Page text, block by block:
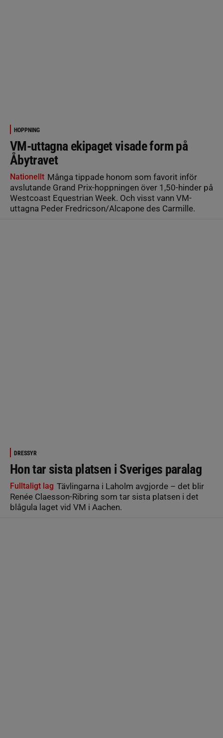
HOPPNING
VM-uttagna ekipaget visade form på
Åbytravet
Nationellt Många tippade honom som favorit inför
avslutande Grand Prix-hoppningen över 1,50-hinder på
Westcoast Equestrian Week. Och visst vann VM-
uttagna Peder Fredricson/Alcapone des Carmille.
DRESSYR
Hon tar sista platsen i Sveriges paralag
Fulltaligt lag Tävlingarna i Laholm avgjorde – det blir
Renée Claesson-Ribring som tar sista platsen i det
blågula laget vid VM i Aachen.